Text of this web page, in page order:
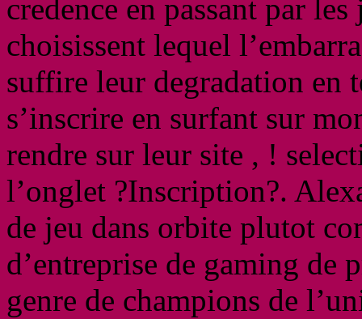
credence en passant par
choisissent lequel
suffire leur degradation en
s’inscrire en surfant sur
rendre sur leur site , !
l’onglet ?Inscription?.
de jeu dans orbite plutot
d’entreprise de gaming de
genre de champions de